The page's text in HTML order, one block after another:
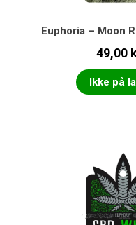
Euphoria – Moon
49,00
Ikke på